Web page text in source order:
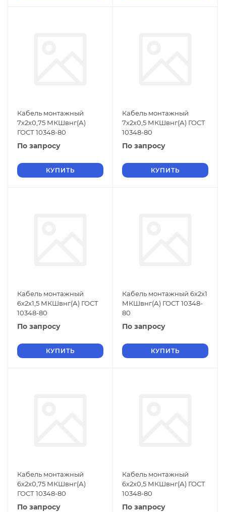
Кабель монтажный
7х2х0,75 МКШвнг(А)
ГОСТ 10348-80
По запросу
КУПИТЬ
Кабель монтажный
7х2х0,5 МКШвнг(А) ГОСТ
10348-80
По запросу
КУПИТЬ
Кабель монтажный
6х2х1,5 МКШвнг(А) ГОСТ
10348-80
По запросу
КУПИТЬ
Кабель монтажный 6х2х1
МКШвнг(А) ГОСТ 10348-
80
По запросу
КУПИТЬ
Кабель монтажный
6х2х0,75 МКШвнг(А)
ГОСТ 10348-80
По запросу
Кабель монтажный
6х2х0,5 МКШвнг(А) ГОСТ
10348-80
По запросу